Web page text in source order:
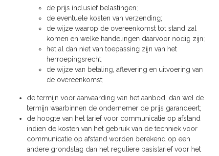
de prijs inclusief belastingen;
de eventuele kosten van verzending;
de wijze waarop de overeenkomst tot stand zal
komen en welke handelingen daarvoor nodig zijn;
het al dan niet van toepassing zijn van het
herroepingsrecht;
de wijze van betaling, aflevering en uitvoering van
de overeenkomst;
de termijn voor aanvaarding van het aanbod, dan wel de
termijn waarbinnen de ondernemer de prijs garandeert;
de hoogte van het tarief voor communicatie op afstand
indien de kosten van het gebruik van de techniek voor
communicatie op afstand worden berekend op een
andere grondslag dan het reguliere basistarief voor het